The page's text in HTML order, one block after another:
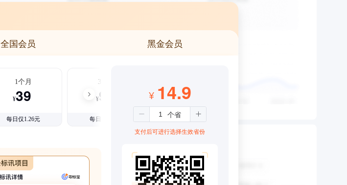
全国会员 黑金会员
1个月
¥39
每日仅1.26元
3个月
¥99
每日仅1.08元
¥ 14.9
支付后可进行选择生效省份